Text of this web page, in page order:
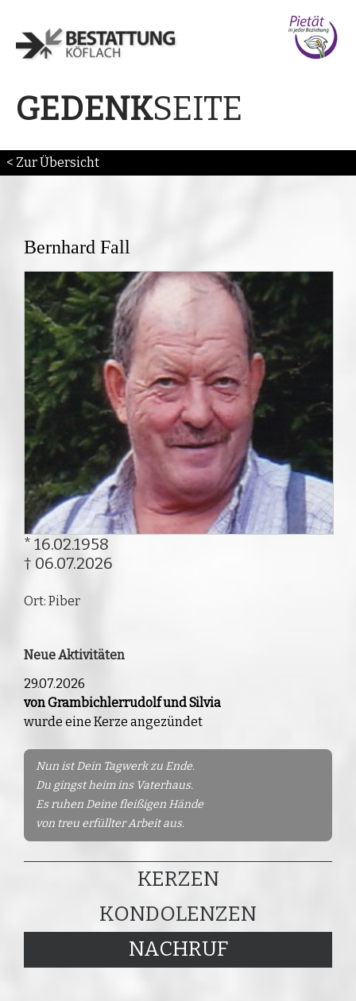
GEDENKSEITE
< Zur Übersicht
Bernhard Fall
* 16.02.1958
† 06.07.2026
Ort: Piber
Neue Aktivitäten
29.07.2026
von Grambichlerrudolf und Silvia
wurde eine Kerze angezündet
Nun ist Dein Tagwerk zu Ende.
Du gingst heim ins Vaterhaus.
Es ruhen Deine fleißigen Hände
von treu erfüllter Arbeit aus.
KERZEN
KONDOLENZEN
NACHRUF